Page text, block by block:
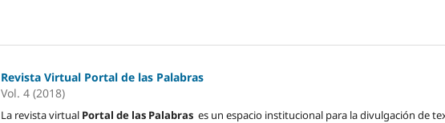
Revista Virtual Portal de las Palabras
Vol. 4 (2018)
La revista virtual Portal de las Palabras es un espacio institucional para la divulgación de